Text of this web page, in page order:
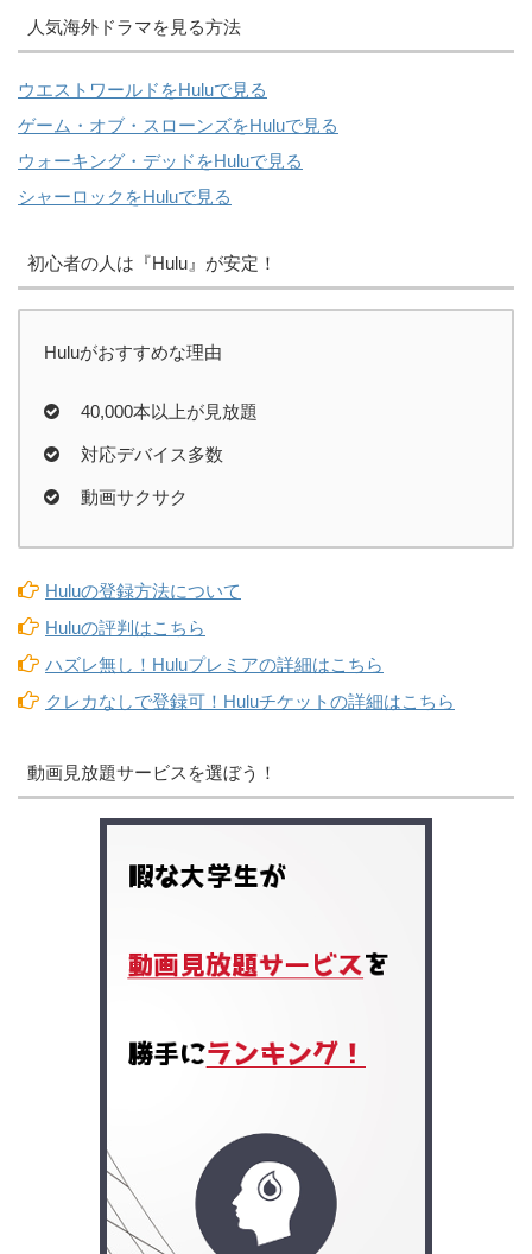
人気海外ドラマを見る方法
ウエストワールドをHuluで見る
ゲーム・オブ・スローンズをHuluで見る
ウォーキング・デッドをHuluで見る
シャーロックをHuluで見る
初心者の人は『Hulu』が安定！
Huluがおすすめな理由
40,000本以上が見放題
対応デバイス多数
動画サクサク
Huluの登録方法について
Huluの評判はこちら
ハズレ無し！Huluプレミアの詳細はこちら
クレカなしで登録可！Huluチケットの詳細はこちら
動画見放題サービスを選ぼう！